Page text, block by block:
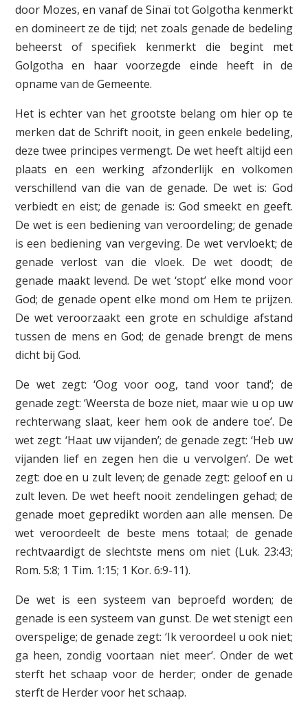
door Mozes, en vanaf de Sinaï tot Golgotha kenmerkt
en domineert ze de tijd; net zoals genade de bedeling
beheerst of specifiek kenmerkt die begint met
Golgotha en haar voorzegde einde heeft in de
opname van de Gemeente.
Het is echter van het grootste belang om hier op te
merken dat de Schrift nooit, in geen enkele bedeling,
deze twee principes vermengt. De wet heeft altijd een
plaats en een werking afzonderlijk en volkomen
verschillend van die van de genade. De wet is: God
verbiedt en eist; de genade is: God smeekt en geeft.
De wet is een bediening van veroordeling; de genade
is een bediening van vergeving. De wet vervloekt; de
genade verlost van die vloek. De wet doodt; de
genade maakt levend. De wet ‘stopt’ elke mond voor
God; de genade opent elke mond om Hem te prijzen.
De wet veroorzaakt een grote en schuldige afstand
tussen de mens en God; de genade brengt de mens
dicht bij God.
De wet zegt: ‘Oog voor oog, tand voor tand’; de
genade zegt: ‘Weersta de boze niet, maar wie u op uw
rechterwang slaat, keer hem ook de andere toe’. De
wet zegt: ‘Haat uw vijanden’; de genade zegt: ‘Heb uw
vijanden lief en zegen hen die u vervolgen’. De wet
zegt: doe en u zult leven; de genade zegt: geloof en u
zult leven. De wet heeft nooit zendelingen gehad; de
genade moet gepredikt worden aan alle mensen. De
wet veroordeelt de beste mens totaal; de genade
rechtvaardigt de slechtste mens om niet (Luk. 23:43;
Rom. 5:8; 1 Tim. 1:15; 1 Kor. 6:9-11).
De wet is een systeem van beproefd worden; de
genade is een systeem van gunst. De wet stenigt een
overspelige; de genade zegt: ‘Ik veroordeel u ook niet;
ga heen, zondig voortaan niet meer’. Onder de wet
sterft het schaap voor de herder; onder de genade
sterft de Herder voor het schaap.